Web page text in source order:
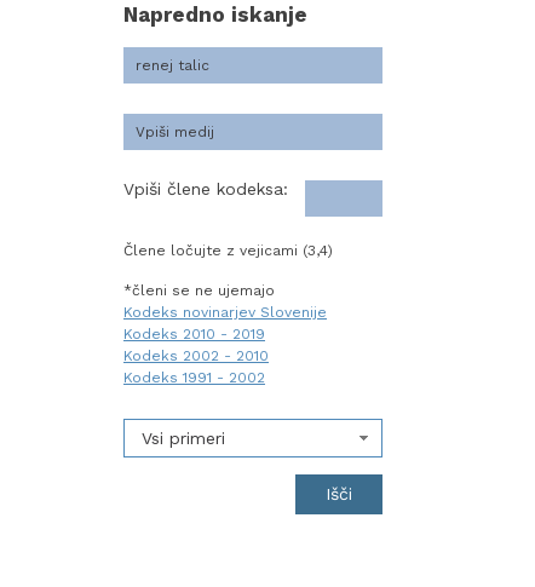
Napredno iskanje
Vpiši člene kodeksa:
Člene ločujte z vejicami (3,4)
*členi se ne ujemajo
Kodeks novinarjev Slovenije
Kodeks 2010 - 2019
Kodeks 2002 - 2010
Kodeks 1991 - 2002
Vsi primeri